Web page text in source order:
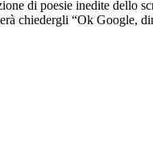
di poesie inedite dello
chiedergli “Ok Google,